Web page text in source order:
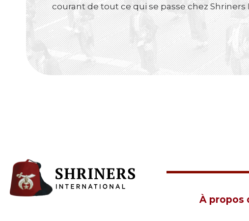
courant de tout ce qui se passe chez Shriners
À propos